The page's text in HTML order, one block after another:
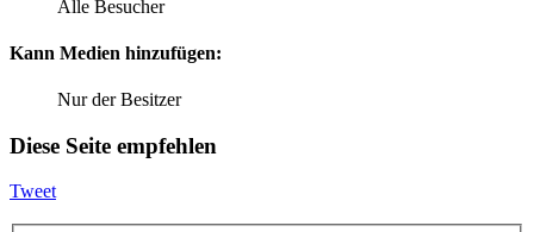
Alle Besucher
Kann Medien hinzufügen:
Nur der Besitzer
Diese Seite empfehlen
Tweet